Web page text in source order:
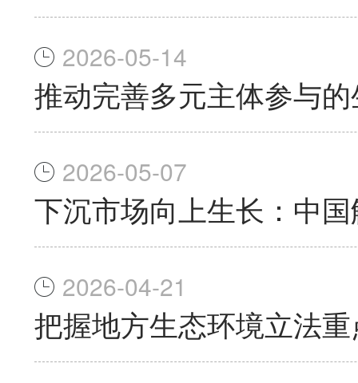
2026-05-14
推动完善多元主体参与
2026-05-07
下沉市场向上生长：中
2026-04-21
把握地方生态环境立法